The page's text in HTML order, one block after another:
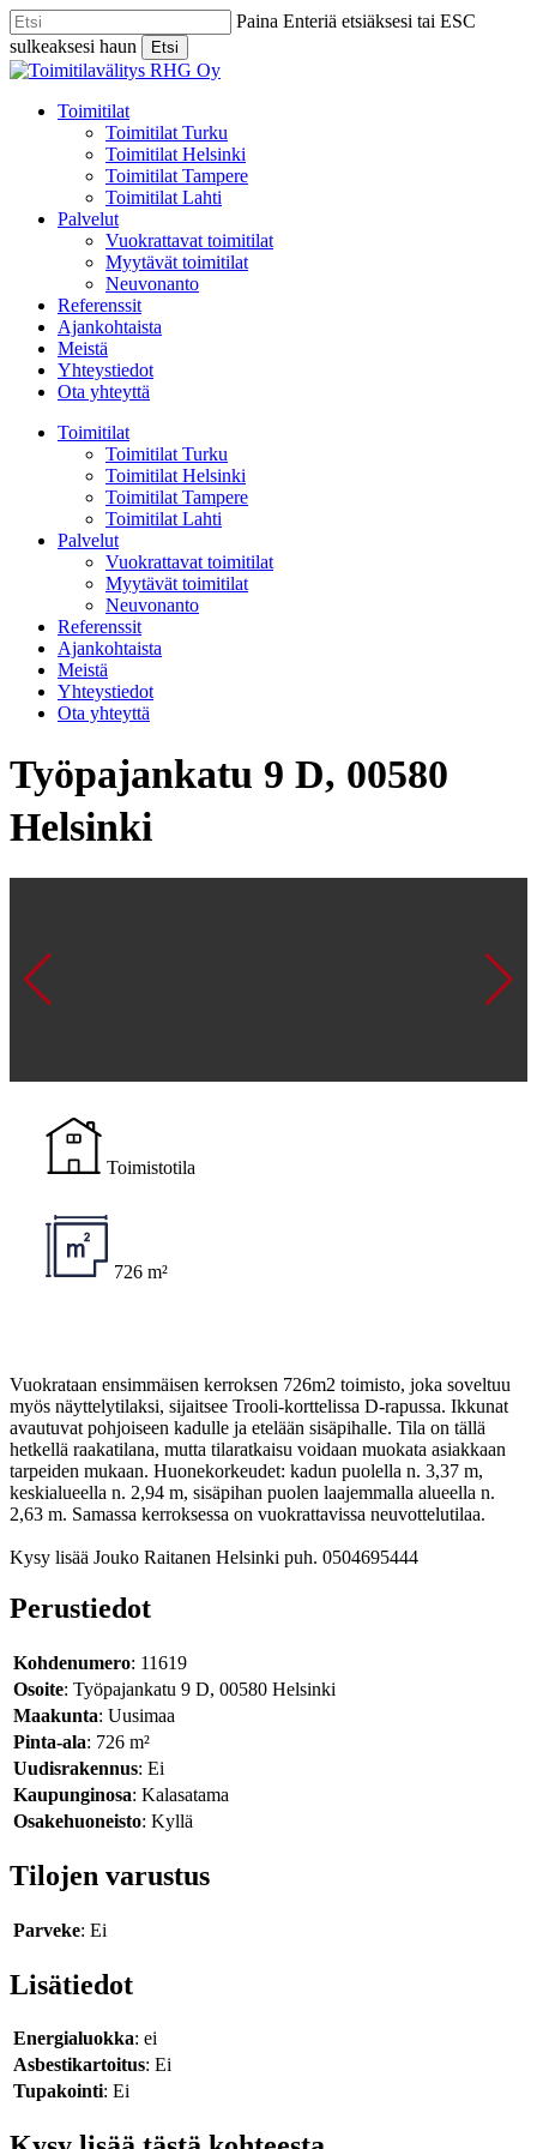
Skip
to
main
content
Paina Enteriä etsiäksesi tai ESC
sulkeaksesi haun
Etsi
Close
Menu
Toimitilat
Toimitilat Turku
Toimitilat Helsinki
Toimitilat Tampere
Toimitilat Lahti
Palvelut
Vuokrattavat toimitilat
Myytävät toimitilat
Neuvonanto
Referenssit
Ajankohtaista
Meistä
Yhteystiedot
Ota yhteyttä
Toimitilat
Toimitilat Turku
Toimitilat Helsinki
Toimitilat Tampere
Toimitilat Lahti
Palvelut
Vuokrattavat toimitilat
Myytävät toimitilat
Neuvonanto
Referenssit
Ajankohtaista
Meistä
Yhteystiedot
Ota yhteyttä
Työpajankatu 9 D, 00580
Helsinki
Toimistotila
726 m²
Vuokrataan ensimmäisen kerroksen 726m2 toimisto, joka soveltuu
myös näyttelytilaksi, sijaitsee Trooli-korttelissa D-rapussa. Ikkunat
avautuvat pohjoiseen kadulle ja etelään sisäpihalle. Tila on tällä
hetkellä raakatilana, mutta tilaratkaisu voidaan muokata asiakkaan
tarpeiden mukaan. Huonekorkeudet: kadun puolella n. 3,37 m,
keskialueella n. 2,94 m, sisäpihan puolen laajemmalla alueella n.
2,63 m. Samassa kerroksessa on vuokrattavissa neuvottelutilaa.
Kysy lisää Jouko Raitanen Helsinki puh. 0504695444
Perustiedot
Kohdenumero: 11619
Osoite: Työpajankatu 9 D, 00580 Helsinki
Maakunta: Uusimaa
Pinta-ala: 726 m²
Uudisrakennus: Ei
Kaupunginosa: Kalasatama
Osakehuoneisto: Kyllä
Tilojen varustus
Parveke: Ei
Lisätiedot
Energialuokka: ei
Asbestikartoitus: Ei
Tupakointi: Ei